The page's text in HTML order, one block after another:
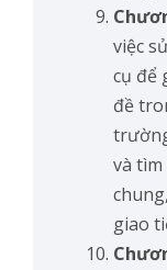
việc
cụ để
đề
và tìm
giao